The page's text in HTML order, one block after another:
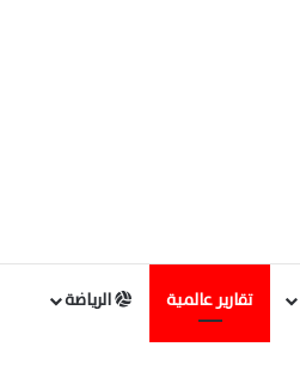
تقارير عالمية الرياضة